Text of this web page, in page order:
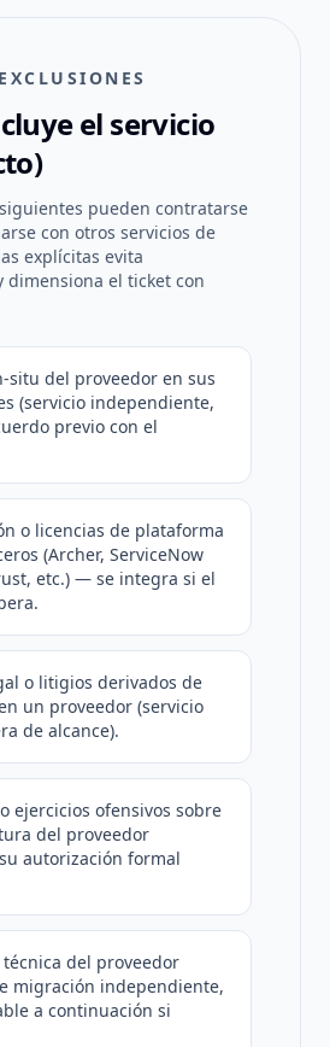
el servicio
pueden contratarse
con otros servicios de
explícitas evita
dimensiona el ticket con
situ del proveedor en sus
(servicio independiente,
previo con el
o licencias de plataforma
(Archer, ServiceNow
etc.) — se integra si el
o litigios derivados de
un proveedor (servicio
de alcance).
ejercicios ofensivos sobre
del proveedor
autorización formal
del proveedor
migración independiente,
a continuación si